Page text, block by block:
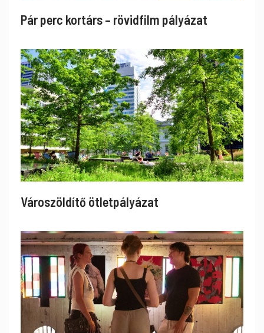
Pár perc kortárs – rövidfilm pályázat
Városzöldítő ötletpályázat